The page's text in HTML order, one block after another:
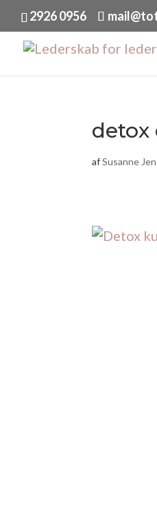
2926 0956
detox
afSusanne